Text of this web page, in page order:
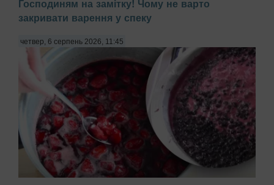
Господиням на замітку! Чому не варто
закривати варення у спеку
четвер, 6 серпень 2026, 11:45